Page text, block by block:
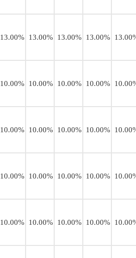
13.00% 13.00% 13.00% 13.00%
10.00% 10.00% 10.00% 10.00%
10.00% 10.00% 10.00% 10.00%
10.00% 10.00% 10.00% 10.00%
10.00% 10.00% 10.00% 10.00%